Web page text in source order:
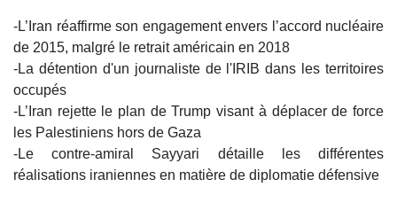
-L’Iran réaffirme son engagement envers l’accord nucléaire
de 2015, malgré le retrait américain en 2018
-La détention d'un journaliste de l'IRIB dans les territoires
occupés
-L’Iran rejette le plan de Trump visant à déplacer de force
les Palestiniens hors de Gaza
-Le contre-amiral Sayyari détaille les différentes
réalisations iraniennes en matière de diplomatie défensive